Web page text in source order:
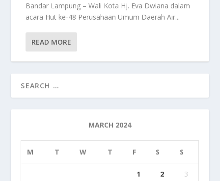
Bandar Lampung – Wali Kota Hj. Eva Dwiana dalam
acara Hut ke-48 Perusahaan Umum Daerah Air...
READ MORE
MARCH 2024
M T W T F S S
1 2 3